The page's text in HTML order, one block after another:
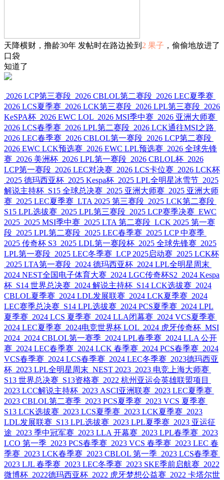
天降横财，撸龄30年 发帖时在路边捡到 2 果子 ，偷偷地放进了
口袋
知道了
2026 LCP第三赛段 2026 CBLOL第二赛段 2026 LEC夏季赛
2026 LCS夏季赛 2026 LCK第三赛段 2026 LPL第三赛段 2026
KeSPA杯 2026 EWC LOL 2026 MSI季中赛 2026 亚洲大师赛
2026 LCS春季赛 2026 LPL第二赛段 2026 LCK通往MSI之路
2026 LEC春季赛 2026 CBLOL第一赛段 2026 LCP第二赛段
2026 EWC LCK预选赛 2026 EWC LPL预选赛 2026 全球先锋
赛 2026 美洲杯 2026 LPL第一赛段 2026 CBLOL杯 2026
LCP第一赛段 2026 LEC对决赛 2026 LCS卡位赛 2026 LCK杯
2025 德玛西亚杯 2025 Kespa杯 2025 LPL全明星冰雪节 2025
解说主持杯 S15 全球总决赛 2025 亚洲大师赛 2025 亚洲大师
赛 2025 LEC夏季赛 LTA 2025 第三赛段 2025 LCK第二赛段
S15 LPL选拔赛 2025 LPL第三赛段 2025 LCP赛季决赛 EWC
2025 2025 MSI季中赛 2025 LTA 第二赛段 LCK 2025 第一赛
段 2025 LPL第二赛段 2025 LEC春季赛 2025 LCP 中赛季
2025 传奇杯 S3 2025 LDL第一赛段杯 2025 全球先锋赛 2025
LPL第一赛段 2025 LEC冬季赛 LCP 2025启动赛 2025 LCK杯
2025 LTA第一赛段 2024 德玛西亚杯 2024 LPL全明星周末
2024 NEST全国电子体育大赛 2024 LGC传奇杯S2 2024 Kespa
杯 S14 世界总决赛 2024 解说主持杯 S14 LCK选拔赛 2024
CBLOL夏季赛 2024 LDL发展联赛 2024 LCK夏季赛 2024
LEC赛季总决赛 S14 LPL选拔赛 2024 PCS夏季赛 2024 LPL
夏季赛 2024 LCS 夏季赛 2024 LLA闭幕赛 2024 VCS夏季赛
2024 LEC夏季赛 2024电竞世界杯 LOL 2024 虎牙传奇杯 MSI
2024 2024 CBLOL第一赛季 2024 LPL春季赛 2024 LLA 公开
赛 2024 LEC春季赛 2024 LCK 春季赛 2024 PCS春季赛 2024
VCS春季赛 2024 LCS春季赛 2024 LEC冬季赛 2023德玛西亚
杯 2023 LPL全明星周末 NEST 2023 2023 电竞上海大师赛
S13 世界总决赛 S13资格赛 2022 杭州亚运会英雄联盟项目
2023 LCC解说主持杯 2023 ASCI亚洲联赛 2023 LEC夏季赛
2023 CBLOL第二赛季 2023 PCS夏季赛 2023 VCS 夏季赛
S13 LCK选拔赛 2023 LCS夏季赛 2023 LCK夏季赛 2023
LDL发展联赛 S13 LPL选拔赛 2023 LPL夏季赛 2023 亚运征
途 2023 季中冠军赛 2023 LLA 开幕赛 2023 LPL春季赛 2023
LCO 第一季 2023 PCS春季赛 2023 VCS 春季赛 2023 LEC 春
季赛 2023 LCK春季赛 2023 CBLOL 第一季 2023 LCS春季赛
2023 LJL 春季赛 2023 LEC冬季赛 2023 SKE季前启航赛 2022
微博杯 2022德玛西亚杯 2022 虎牙梦想公益赛 2022 卡塔尔世